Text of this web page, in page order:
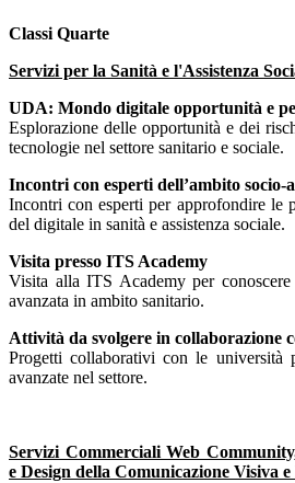
Classi Quarte
Servizi per la Sanità e l'Assistenza
UDA: Mondo digitale opportunità e
Esplorazione delle opportunità e dei
tecnologie nel settore sanitario e sociale.
Incontri con esperti dell’ambito socio-
Incontri con esperti per approfondire le
del digitale in sanità e assistenza sociale.
Visita presso ITS Academy
Visita alla ITS Academy per
avanzata in ambito sanitario.
Attività da svolgere in collaborazione
Progetti collaborativi con le università
avanzate nel settore.
Servizi Commerciali Web
e Design della Comunicazione Visiva